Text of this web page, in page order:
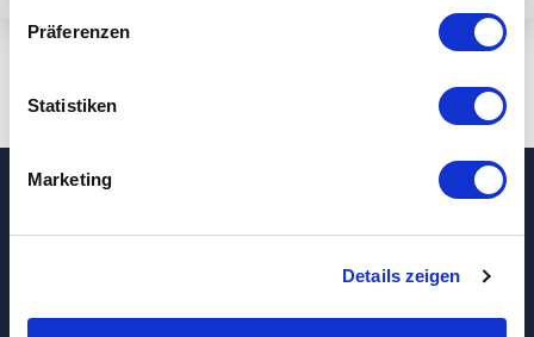
Präferenzen
Statistiken
Marketing
Details zeigen
Hauptverwaltung / Rechenzentrum